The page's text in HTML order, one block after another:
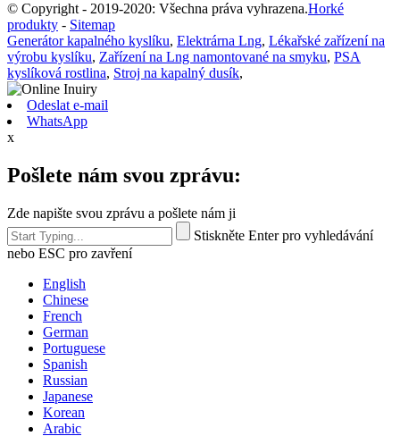
© Copyright - 2019-2020: Všechna práva vyhrazena.Horké
produkty - Sitemap
Generátor kapalného kyslíku, Elektrárna Lng, Lékařské zařízení na
výrobu kyslíku, Zařízení na Lng namontované na smyku, PSA
kyslíková rostlina, Stroj na kapalný dusík,
Odeslat e-mail
WhatsApp
x
Pošlete nám svou zprávu:
Zde napište svou zprávu a pošlete nám ji
Stiskněte Enter pro vyhledávání
nebo ESC pro zavření
English
Chinese
French
German
Portuguese
Spanish
Russian
Japanese
Korean
Arabic